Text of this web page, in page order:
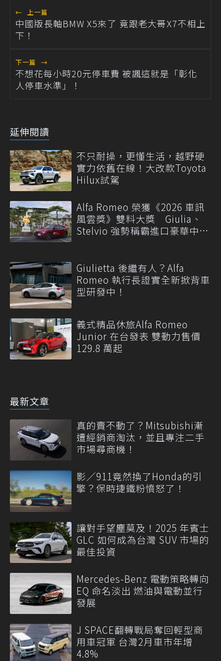
← 上一篇
中國版長軸BMW X5來了 竟跟老大哥X7不相上
下！
下一篇 →
不想花每小時20元停車費 被諷這就是「彰化
人停車水準」！
延伸閱讀
不只耐操，更懂生活，越野硬
實力依舊在線！大改款Toyota
Hilux試駕
Alfa Romeo 榮獲《2026 車訊
風雲獎》雙料大獎 Giulia、
Stelvio 強勢稱霸進口豪華中型
Giulietta 後繼有人？Alfa
Romeo 執行長證實全新掀背車
型研發中！
義式精品休旅Alfa Romeo
Junior 在台發表 雙動力售價
129.8 萬起
最新文章
真的賣不動了？Mitsubishi漸
遭經銷商淘汰，並且專注二手
市場尋商機！
影／911竟然換了Honda的引
擎？保時捷鐵粉憤怒了！
讓對手望塵莫及！2025 年賓士
GLC 如何成為台灣 SUV 市場的
最佳投資
Mercedes-Benz 電動策略轉向
EQ 命名淡出 燃油與電動並行
發展
J SPACE翻轉戰局奪回輕型商
用車冠軍 台灣2月車市年增
4.8%